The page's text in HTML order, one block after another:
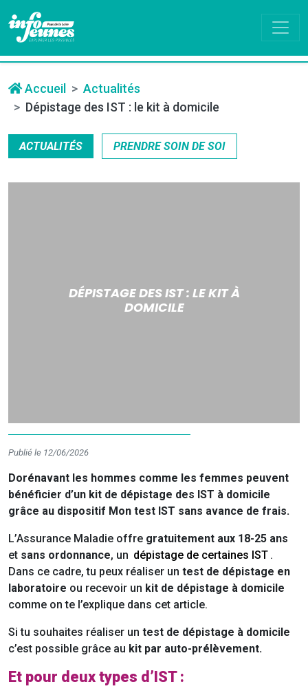
Accueil
Actualités
Dépistage des IST : le kit à domicile
ACTUALITÉS PRENDRE SOIN DE SOI
DÉPISTAGE DES IST : LE KIT À
DOMICILE
Publié le 12/06/2026
Dorénavant les hommes comme les femmes peuvent
bénéficier d’un kit de dépistage des IST à domicile
grâce au dispositif Mon test IST sans avance de frais.
L’Assurance Maladie offre gratuitement aux 18-25 ans
et sans ordonnance, un dépistage de certaines IST .
Dans ce cadre, tu peux réaliser un test de dépistage en
laboratoire ou recevoir un kit de dépistage à domicile
comme on te l’explique dans cet article.
Si tu souhaites réaliser un test de dépistage à domicile
c’est possible grâce au kit par auto-prélèvement.
Et pour deux types d’IST :